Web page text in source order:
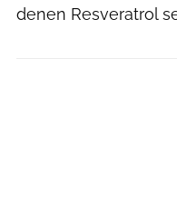
denen Resveratrol